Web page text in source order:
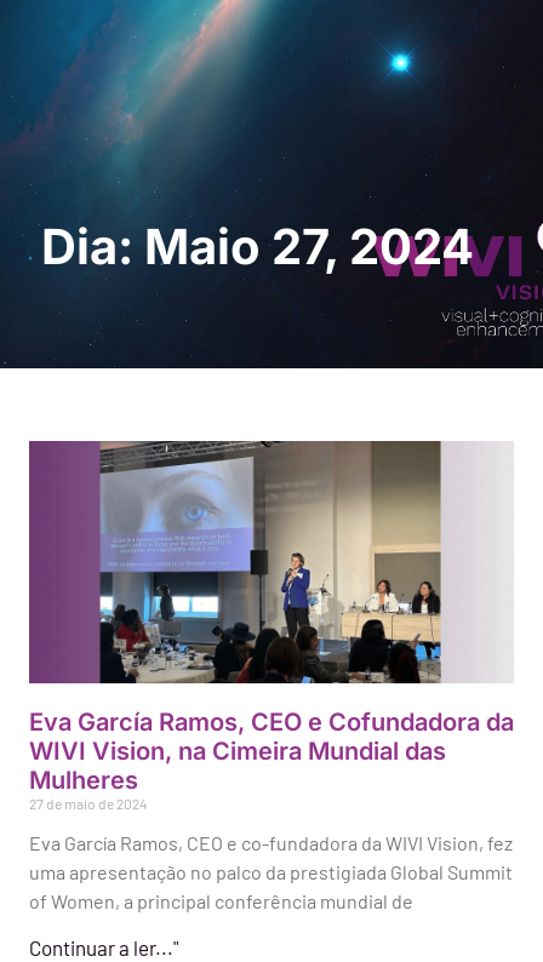
Pedir uma
demonstração
Dia: Maio 27, 2024
Eva García Ramos, CEO e Cofundadora da
WIVI Vision, na Cimeira Mundial das
Mulheres
27 de maio de 2024
Eva García Ramos, CEO e co-fundadora da WIVI Vision, fez
uma apresentação no palco da prestigiada Global Summit
of Women, a principal conferência mundial de
Continuar a ler..."